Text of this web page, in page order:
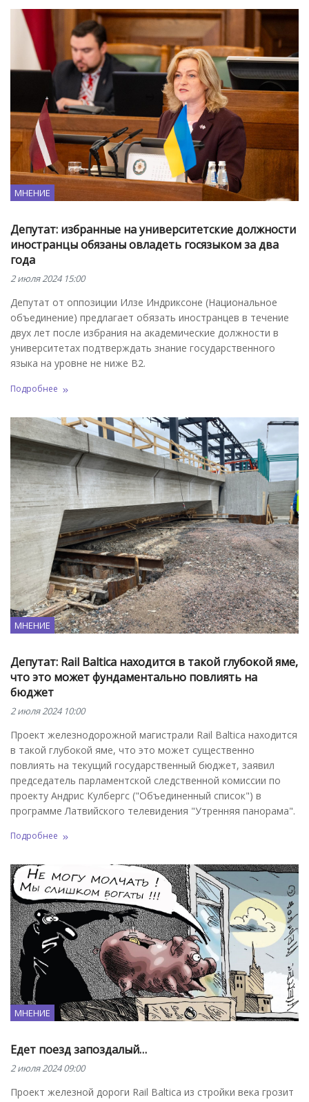
МНЕНИЕ
Депутат: избранные на университетские должности
иностранцы обязаны овладеть госязыком за два
года
2 июля 2024 15:00
Депутат от оппозиции Илзе Индриксоне (Национальное
объединение) предлагает обязать иностранцев в течение
двух лет после избрания на академические должности в
университетах подтверждать знание государственного
языка на уровне не ниже B2.
Подробнее
МНЕНИЕ
Депутат: Rail Baltica находится в такой глубокой яме,
что это может фундаментально повлиять на
бюджет
2 июля 2024 10:00
Проект железнодорожной магистрали Rail Baltica находится
в такой глубокой яме, что это может существенно
повлиять на текущий государственный бюджет, заявил
председатель парламентской следственной комиссии по
проекту Андрис Кулбергс ("Объединенный список") в
программе Латвийского телевидения "Утренняя панорама".
Подробнее
МНЕНИЕ
Едет поезд запоздалый…
2 июля 2024 09:00
Проект железной дороги Rail Balticа из стройки века грозит